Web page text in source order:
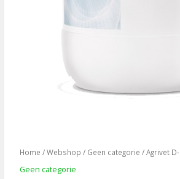
Home /Webshop / Geen categorie / Agrivet D-
Geen categorie